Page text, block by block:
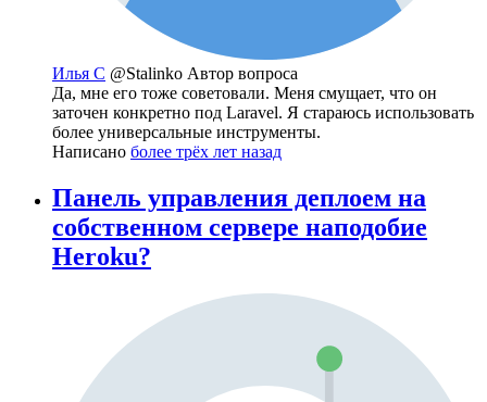
Илья С @Stalinko Автор вопроса
Да, мне его тоже советовали. Меня смущает, что он
заточен конкретно под Laravel. Я стараюсь использовать
более универсальные инструменты.
Написано более трёх лет назад
Панель управления деплоем на
собственном сервере наподобие
Heroku?